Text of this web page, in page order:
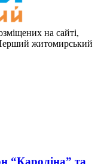
на сайті,
житомирський